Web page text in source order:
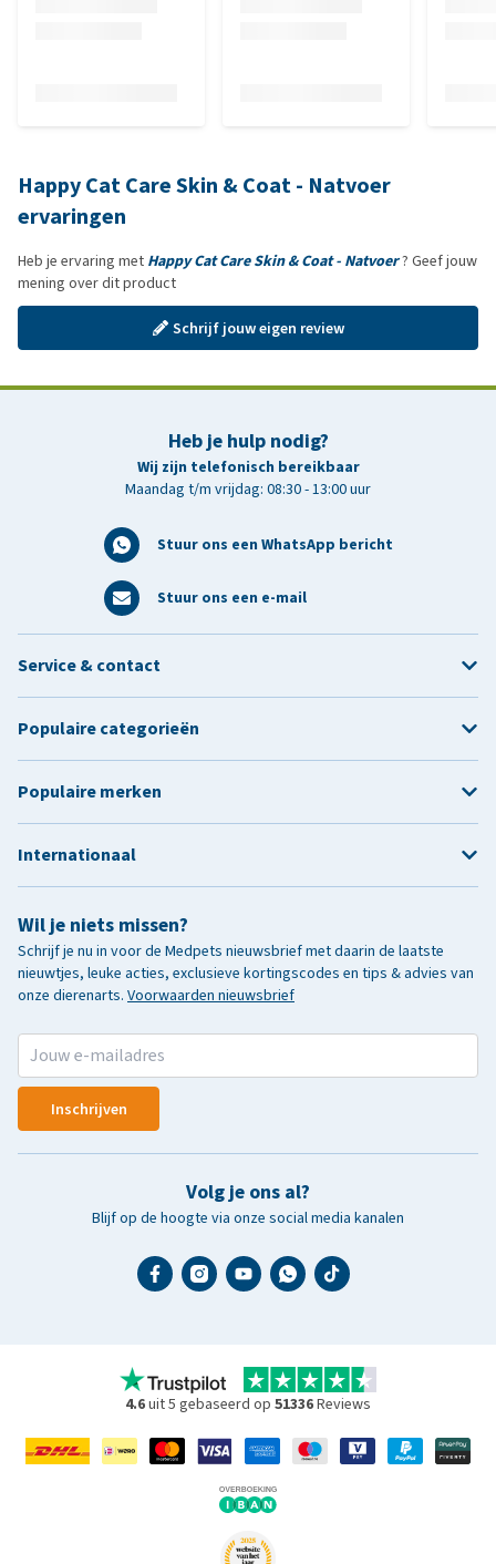
Happy Cat Care Skin & Coat - Natvoer
ervaringen
Heb je ervaring met Happy Cat Care Skin & Coat - Natvoer? Geef jouw
mening over dit product
Schrijf jouw eigen review
Heb je hulp nodig?
Wij zijn telefonisch bereikbaar
Maandag t/m vrijdag: 08:30 - 13:00 uur
Stuur ons een WhatsApp bericht
Stuur ons een e-mail
Wil je niets missen?
Schrijf je nu in voor de Medpets nieuwsbrief met daarin de laatste
nieuwtjes, leuke acties, exclusieve kortingscodes en tips & advies van
onze dierenarts. Voorwaarden nieuwsbrief
Inschrijven
Volg je ons al?
Blijf op de hoogte via onze social media kanalen
Service & contact
Populaire categorieën
Populaire merken
Internationaal
4.6uit 5 gebaseerd op 51336Reviews